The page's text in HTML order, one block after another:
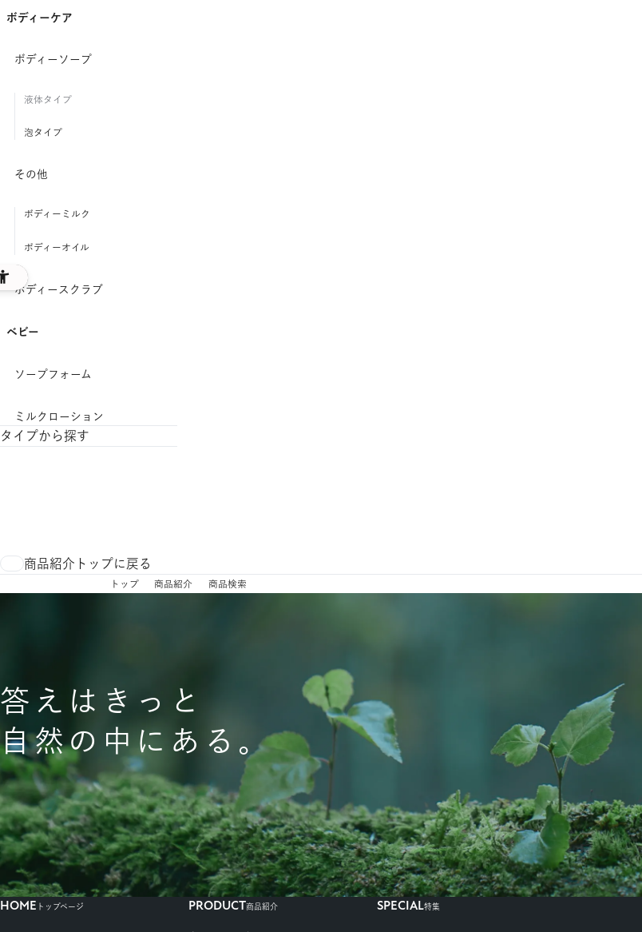
ボディーケア
ボディーソープ
液体タイプ
泡タイプ
その他
ボディーミルク
ボディーオイル
ボディースクラブ
ベビー
ソープフォーム
ミルクローション
タイプから探す
スムース
バウンシーボリューム
エイジングケア
ルース
ボディーケア
モイスト
商品紹介トップに戻る
トップ 商品紹介 商品検索
答えはきっと
自然の中にある。
HOME トップページ PRODUCT商品紹介 SPECIAL特集